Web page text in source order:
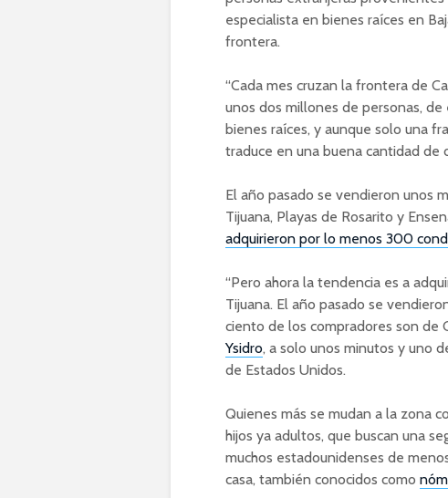
especialista en bienes raíces en
frontera.
“Cada mes cruzan la frontera de
unos dos millones de personas,
bienes raíces, y aunque solo una
traduce en una buena cantidad de
El año pasado se vendieron unos
Tijuana, Playas de Rosarito y
adquirieron por lo menos 300
“Pero ahora la tendencia es a
Tijuana. El año pasado se
ciento de los compradores son de
Ysidro, a solo unos minutos y uno
de Estados Unidos.
Quienes más se mudan a la zona
hijos ya adultos, que buscan una
muchos estadounidenses de
casa, también conocidos como